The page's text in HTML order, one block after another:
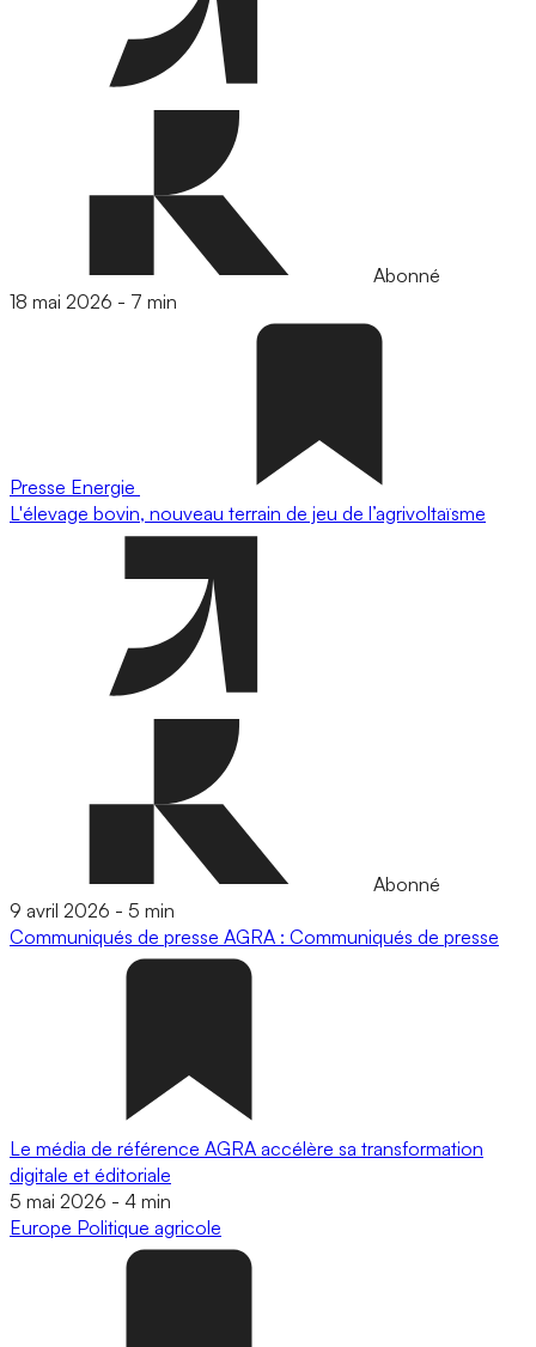
Abonné
18 mai 2026 - 7 min
Presse Energie
L'élevage bovin, nouveau terrain de jeu de l’agrivoltaïsme
Abonné
9 avril 2026 - 5 min
Communiqués de presse AGRA : Communiqués de presse
Le média de référence AGRA accélère sa transformation
digitale et éditoriale
5 mai 2026 - 4 min
Europe Politique agricole